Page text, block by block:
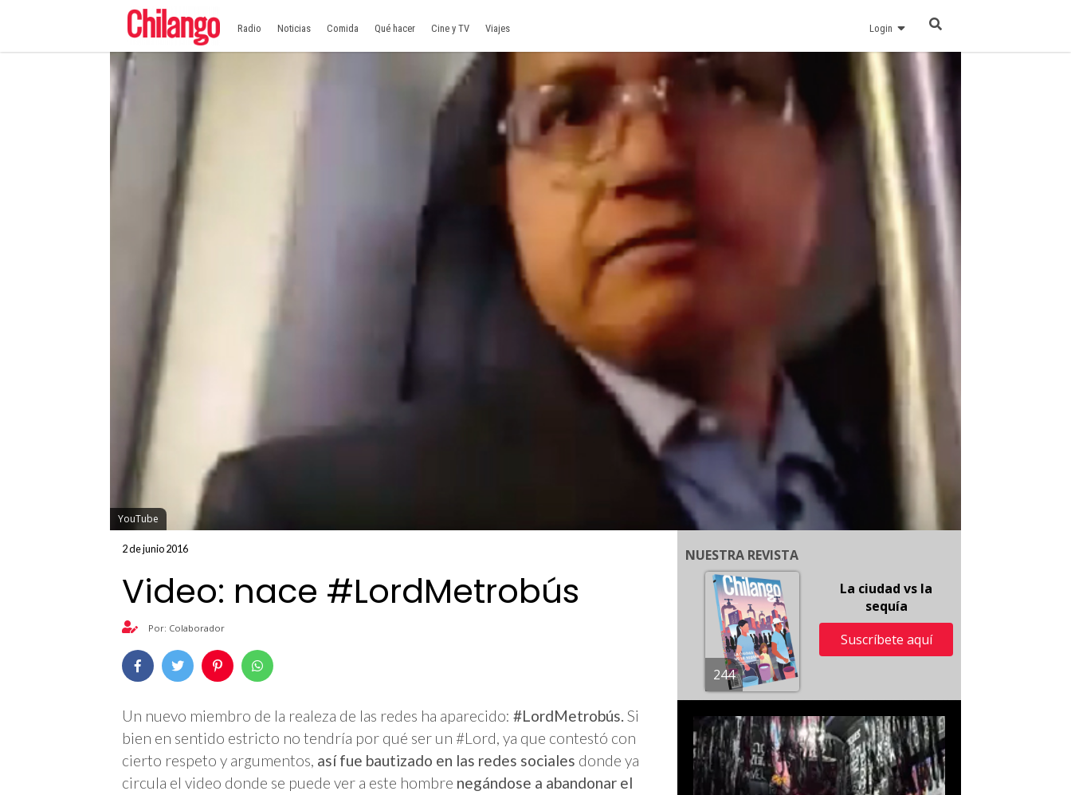
Radio Noticias Comida Qué hacer Cine y TV Viajes Login
YouTube
2 de junio 2016
Video: nace #LordMetrobús
Por: Colaborador
Un nuevo miembro de la realeza de las redes ha aparecido: #LordMetrobús. Si
bien en sentido estricto no tendría por qué ser un #Lord, ya que contestó con
cierto respeto y argumentos, así fue bautizado en las redes sociales donde ya
circula el video donde se puede ver a este hombre negándose a abandonar el
NUESTRA REVISTA
244
La ciudad vs la
sequía
Suscríbete aquí